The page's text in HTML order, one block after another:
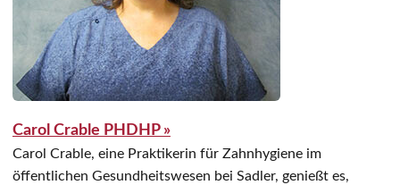
Carol Crable PHDHP »
Carol Crable, eine Praktikerin für Zahnhygiene im
öffentlichen Gesundheitswesen bei Sadler, genießt es,